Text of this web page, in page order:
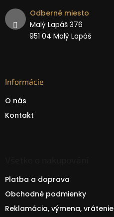
Odberné miesto
Malý Lapáš 376
951 04 Malý Lapáš
Informácie
O nás
Kontakt
Platba a doprava
Obchodné podmienky
Reklamácia, výmena, vrátenie